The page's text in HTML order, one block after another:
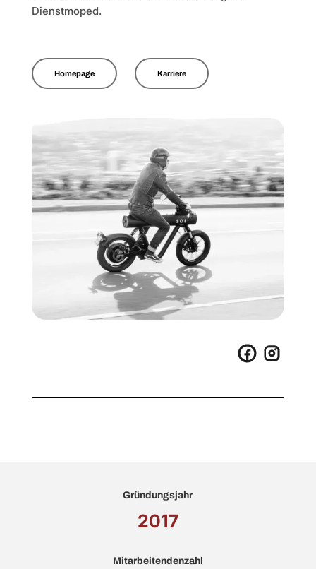
Dienstmoped.
Homepage Karriere
Gründungsjahr
2017
Mitarbeitendenzahl